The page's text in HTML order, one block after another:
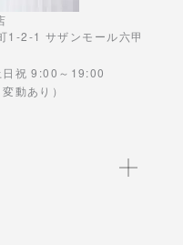
1-2-1 サザンモール六甲
祝 9:00～19:00
動あり）